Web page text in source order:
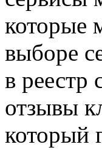
которые
выборе
в реестр
отзывы
который